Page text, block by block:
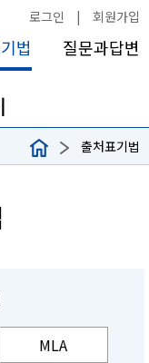
로그인 | 회원가입
법 질문과답변
출처표기법
MLA